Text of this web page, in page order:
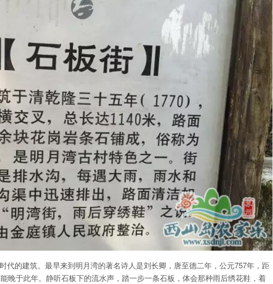
代的建筑。最早来到明月湾的著名诗人是刘长卿，唐至德二年，公元757年，距
晚于此年。静听石板下的流水声，踏一步一条石板，体会那种雨后绣花鞋，着